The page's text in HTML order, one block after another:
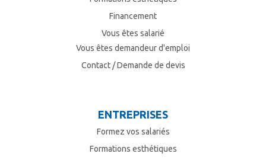
Financement
Vous êtes salarié
Vous êtes demandeur d'emploi
Contact / Demande de devis
ENTREPRISES
Formez vos salariés
Formations esthétiques